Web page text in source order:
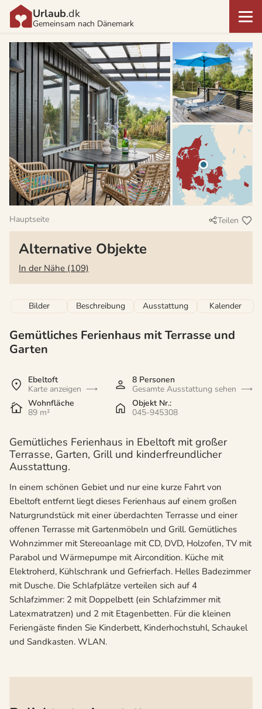
Urlaub.dk
Gemeinsam nach Dänemark
Hauptseite Teilen
Alternative Objekte
In der Nähe (109)
Bilder Beschreibung Ausstattung Kalender
Gemütliches Ferienhaus mit Terrasse und
Garten
Ebeltoft
Karte anzeigen
8 Personen
Gesamte Ausstattung sehen
Wohnfläche
89 m²
Objekt Nr.:
045-945308
Gemütliches Ferienhaus in Ebeltoft mit großer
Terrasse, Garten, Grill und kinderfreundlicher
Ausstattung.
In einem schönen Gebiet und nur eine kurze Fahrt von
Ebeltoft entfernt liegt dieses Ferienhaus auf einem großen
Naturgrundstück mit einer überdachten Terrasse und einer
offenen Terrasse mit Gartenmöbeln und Grill. Gemütliches
Wohnzimmer mit Stereoanlage mit CD, DVD, Holzofen, TV mit
Parabol und Wärmepumpe mit Aircondition. Küche mit
Elektroherd, Kühlschrank und Gefrierfach. Helles Badezimmer
mit Dusche. Die Schlafplätze verteilen sich auf 4
Schlafzimmer: 2 mit Doppelbett (ein Schlafzimmer mit
Latexmatratzen) und 2 mit Etagenbetten. Für die kleinen
Feriengäste finden Sie Kinderbett, Kinderhochstuhl, Schaukel
und Sandkasten. WLAN.